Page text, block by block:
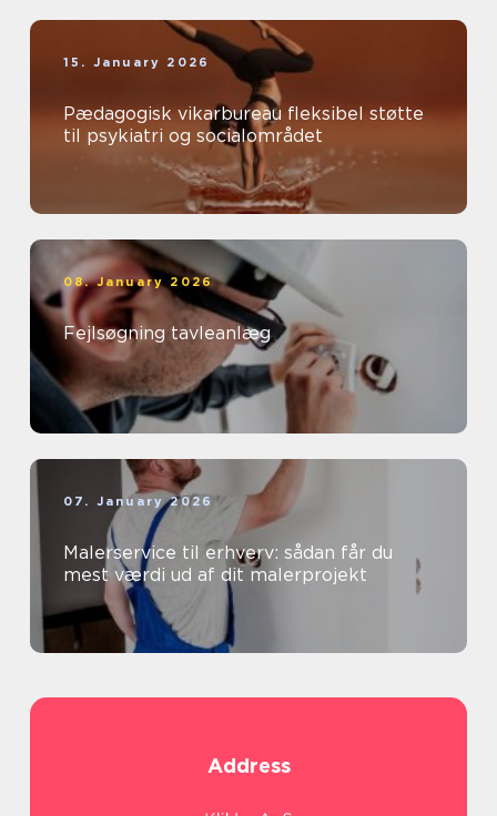
15. January 2026
Pædagogisk vikarbureau fleksibel støtte
til psykiatri og socialområdet
08. January 2026
Fejlsøgning tavleanlæg
07. January 2026
Malerservice til erhverv: sådan får du
mest værdi ud af dit malerprojekt
Address